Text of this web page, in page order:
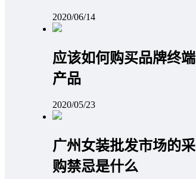
2020/06/14
应该如何购买品牌终端
产品
2020/05/23
广州女装批发市场的采
购禁忌是什么